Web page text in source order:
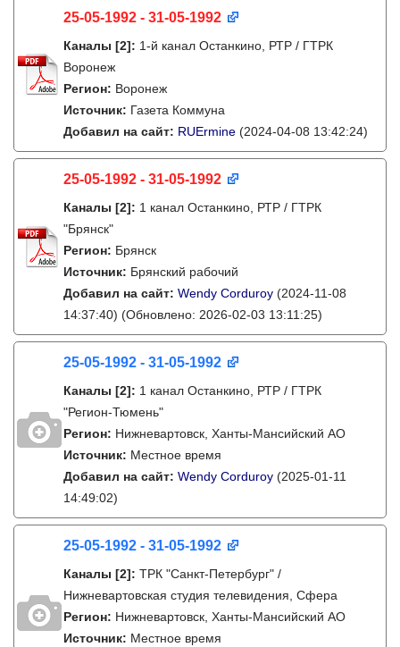
25-05-1992 - 31-05-1992
Каналы [2]: 1-й канал Останкино, РТР / ГТРК
Воронеж
Регион: Воронеж
Источник: Газета Коммуна
Добавил на сайт: RUErmine (2024-04-08 13:42:24)
25-05-1992 - 31-05-1992
Каналы [2]: 1 канал Останкино, РТР / ГТРК
"Брянск"
Регион: Брянск
Источник: Брянский рабочий
Добавил на сайт: Wendy Corduroy (2024-11-08
14:37:40) (Обновлено: 2026-02-03 13:11:25)
25-05-1992 - 31-05-1992
Каналы [2]: 1 канал Останкино, РТР / ГТРК
"Регион-Тюмень"
Регион: Нижневартовск, Ханты-Мансийский АО
Источник: Местное время
Добавил на сайт: Wendy Corduroy (2025-01-11
14:49:02)
25-05-1992 - 31-05-1992
Каналы [2]: ТРК "Санкт-Петербург" /
Нижневартовская студия телевидения, Сфера
Регион: Нижневартовск, Ханты-Мансийский АО
Источник: Местное время